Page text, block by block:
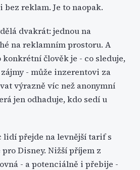
reklam. Je to naopak.
dvakrát: jednou na
na reklamním prostoru. A
člověk je - co sleduje,
- může inzerentovi za
výrazně víc než anonymní
jen odhaduje, kdo sedí u
lidí přejde na levnější tarif s
Disney. Nižší příjem z
- a potenciálně i přebije -